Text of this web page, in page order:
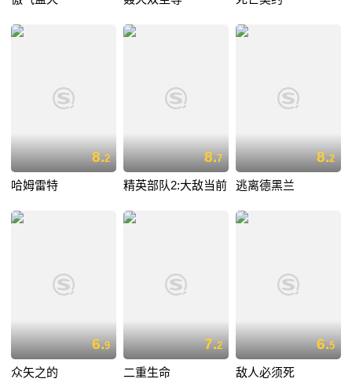
8.2
哈姆雷特
8.7
精英部队2:大敌当前
8.2
逃离德黑兰
6.9
众矢之的
7.2
二重生命
6.5
敌人必须死